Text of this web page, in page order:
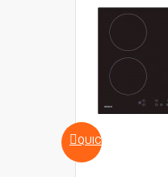
QUICKVIEW